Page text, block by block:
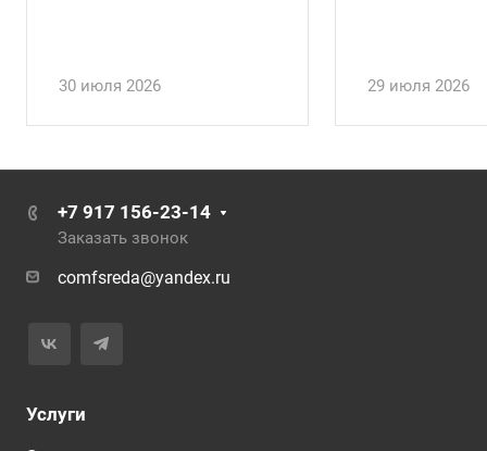
30 июля 2026 29 июля 2026
+7 917 156-23-14
Заказать звонок
comfsreda@yandex.ru
Услуги